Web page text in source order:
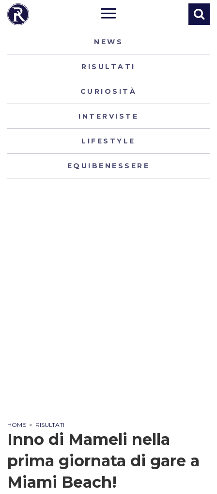
NEWS
RISULTATI
CURIOSITÀ
INTERVISTE
LIFESTYLE
EQUIBENESSERE
HOME > RISULTATI
Inno di Mameli nella
prima giornata di gare a
Miami Beach!